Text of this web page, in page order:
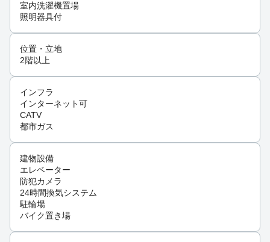
室内洗濯機置場
照明器具付
位置・立地
2階以上
インフラ
インターネット可
CATV
都市ガス
建物設備
エレベーター
防犯カメラ
24時間換気システム
駐輪場
バイク置き場